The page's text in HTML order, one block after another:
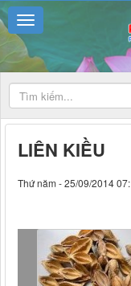
LIÊN KIỀU
Thứ năm - 25/09/2014